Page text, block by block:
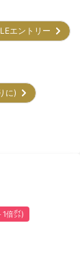
エントリー
に)
1倍㌽)